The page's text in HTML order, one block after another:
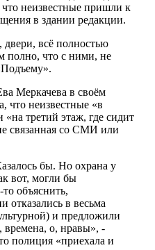
неизвестные пришли к
в здании редакции.
всё полностью
полно, что с ними, не
Меркачева в своём
что неизвестные «в
третий этаж, где сидит
связанная со СМИ или
бы. Но охрана у
вот, могли бы
объяснить,
отказались в весьма
и предложили
времена, о, нравы», -
полиция «приехала и